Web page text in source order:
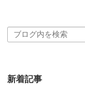
新着記事